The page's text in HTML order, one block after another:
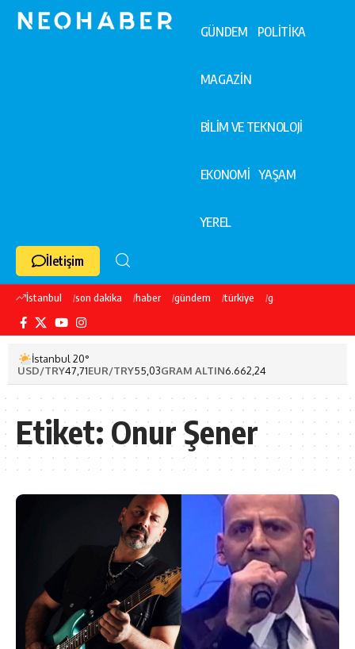
GÜNDEM POLİTİKA
MAGAZİN
BİLİM VE TEKNOLOJİ
EKONOMİ YAŞAM
YEREL
İletişim
İstanbul son dakika haber gündem türkiye galatasaray
İstanbul 20°
USD/TRY47,71EUR/TRY55,03GRAM ALTIN6.662,24
Etiket: Onur Şener